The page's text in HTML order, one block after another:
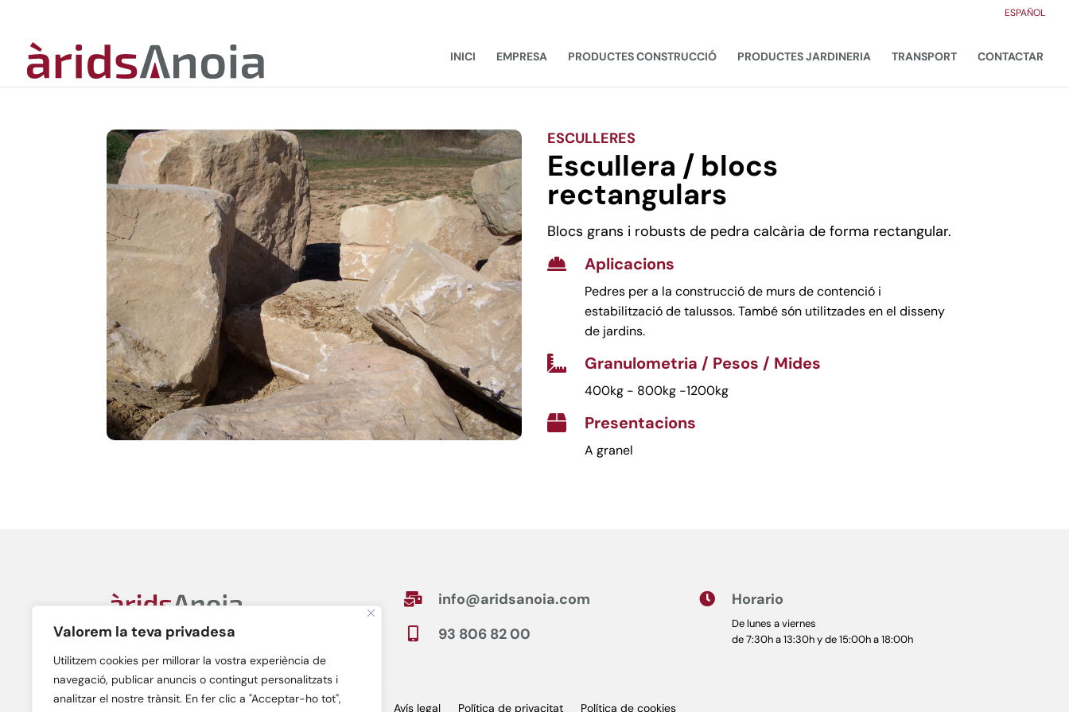
Valorem la teva privadesa
Utilitzem cookies per millorar la vostra experiència de
navegació, publicar anuncis o contingut personalitzats i
analitzar el nostre trànsit. En fer clic a "Acceptar-ho tot",
ESPAÑOL
INICI EMPRESA PRODUCTES CONSTRUCCIÓ PRODUCTES JARDINERIA TRANSPORT CONTACTAR
ESCULLERES
Escullera / blocs
rectangulars
Blocs grans i robusts de pedra calcària de forma rectangular.

Aplicacions
Pedres per a la construcció de murs de contenció i
estabilització de talussos. També són utilitzades en el disseny
de jardins.
 Granulometria / Pesos / Mides
400kg - 800kg -1200kg
 Presentacions
A granel
Àrids Anoia, S.L.
C/ Gran Bretanya, n. 38A
08700 – Igualada (Barcelona)
 info@aridsanoia.com
 93 806 82 00
 Horario
De lunes a viernes
de 7:30h a 13:30h y de 15:00h a 18:00h
Avís legal Política de privacitat Política de cookies